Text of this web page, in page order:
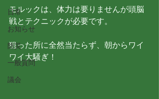
日常
お知らせ
防災
一般質問
議会
モルックは、体力は要りませんが頭脳
戦とテクニックが必要です。
狙った所に全然当たらず、朝からワイ
ワイ大騒ぎ！